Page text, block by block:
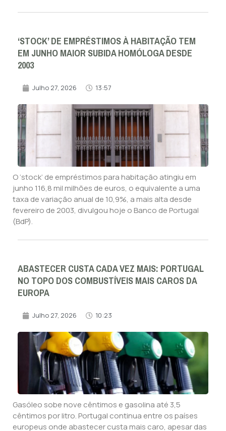
‘STOCK’ DE EMPRÉSTIMOS À HABITAÇÃO TEM
EM JUNHO MAIOR SUBIDA HOMÓLOGA DESDE
2003
Julho 27, 2026 13:57
O ‘stock’ de empréstimos para habitação atingiu em
junho 116,8 mil milhões de euros, o equivalente a uma
taxa de variação anual de 10,9%, a mais alta desde
fevereiro de 2003, divulgou hoje o Banco de Portugal
(BdP).
ABASTECER CUSTA CADA VEZ MAIS: PORTUGAL
NO TOPO DOS COMBUSTÍVEIS MAIS CAROS DA
EUROPA
Julho 27, 2026 10:23
Gasóleo sobe nove cêntimos e gasolina até 3,5
cêntimos por litro. Portugal continua entre os países
europeus onde abastecer custa mais caro, apesar das